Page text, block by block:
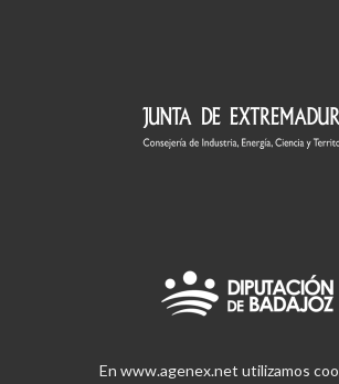
En www.agenex.net utilizamos